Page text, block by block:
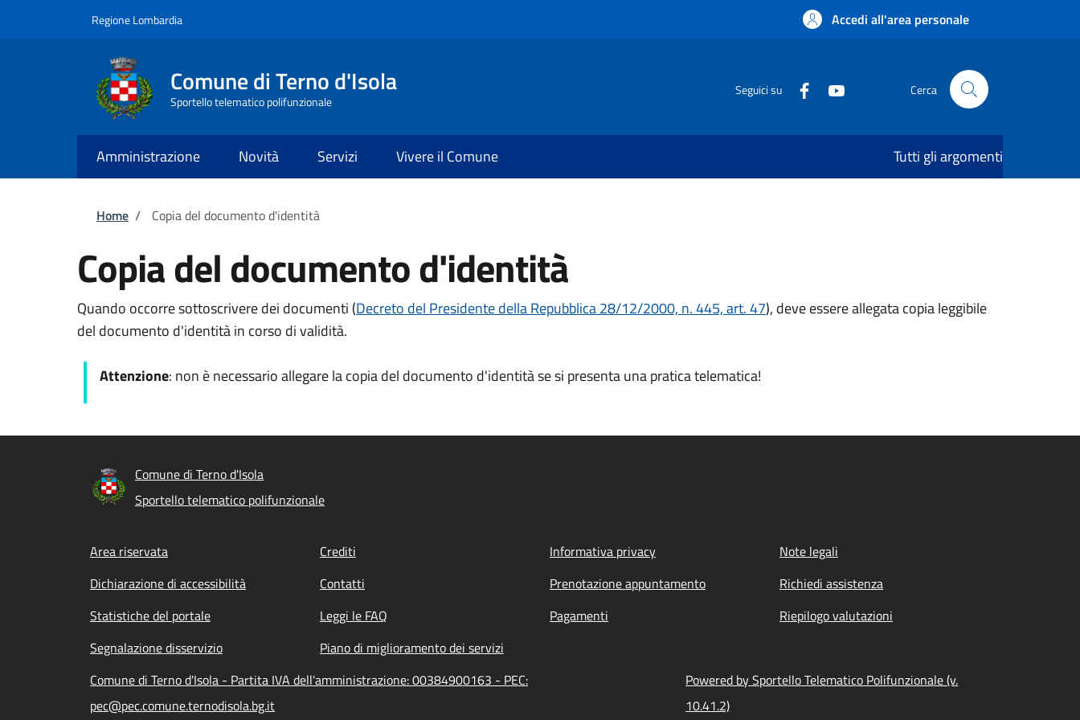
Regione Lombardia Accedi all'area personale
Comune di Terno d'Isola
Sportello telematico polifunzionale
Seguici su Cerca
Amministrazione Novità Servizi Vivere il Comune Tutti gli argomenti
Briciole di pane
Home / Copia del documento d'identità
Copia del documento d'identità
Quando occorre sottoscrivere dei documenti (Decreto del Presidente della Repubblica 28/12/2000, n. 445, art. 47), deve essere allegata copia leggibile
del documento d'identità in corso di validità.
Attenzione: non è necessario allegare la copia del documento d'identità se si presenta una pratica telematica!
Comune di Terno d'Isola
Sportello telematico polifunzionale
Footer menu
Area riservata Crediti Informativa privacy
Note legali
Dichiarazione di accessibilità
Contatti Prenotazione appuntamento
Richiedi assistenza
Statistiche del portale
Leggi le FAQ Pagamenti
Riepilogo valutazioni
Segnalazione disservizio
Piano di miglioramento dei servizi
Comune di Terno d'Isola - Partita IVA dell'amministrazione: 00384900163 - PEC:
pec@pec.comune.ternodisola.bg.it
Powered by Sportello Telematico Polifunzionale (v.
10.41.2)